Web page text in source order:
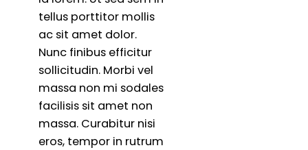
tellus porttitor mollis
ac sit amet dolor.
Nunc finibus efficitur
sollicitudin. Morbi vel
massa non mi sodales
facilisis sit amet non
massa. Curabitur nisi
eros, tempor in rutrum